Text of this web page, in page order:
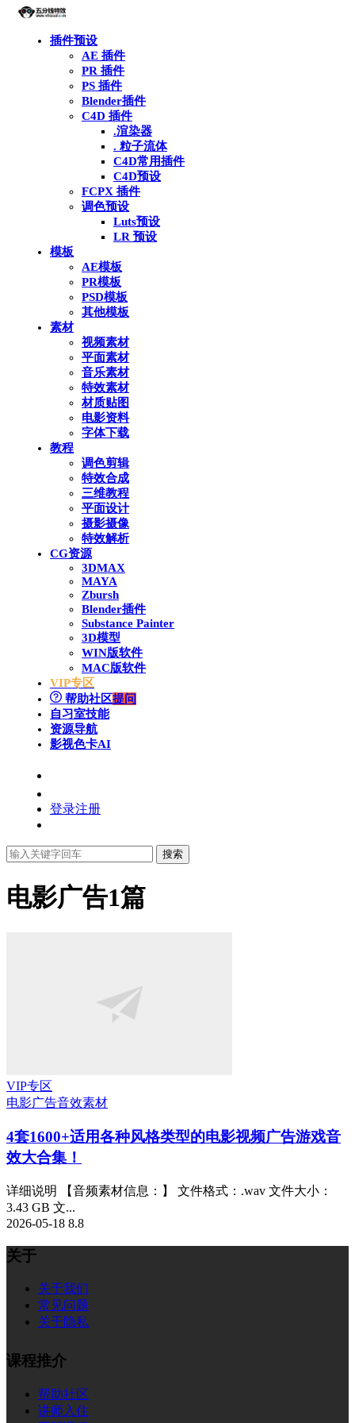
插件预设
AE 插件
PR 插件
PS 插件
Blender插件
C4D 插件
.渲染器
. 粒子流体
C4D常用插件
C4D预设
FCPX 插件
调色预设
Luts预设
LR 预设
模板
AE模板
PR模板
PSD模板
其他模板
素材
视频素材
平面素材
音乐素材
特效素材
材质贴图
电影资料
字体下载
教程
调色剪辑
特效合成
三维教程
平面设计
摄影摄像
特效解析
CG资源
3DMAX
MAYA
Zbursh
Blender插件
Substance Painter
3D模型
WIN版软件
MAC版软件
VIP专区
帮助社区提问
自习室技能
资源导航
影视色卡AI
登录注册
搜索
电影广告1篇
VIP专区
电影广告音效素材
4套1600+适用各种风格类型的电影视频广告游戏音
效大合集！
详细说明 【音频素材信息：】 文件格式：.wav 文件大小：
3.43 GB 文...
2026-05-18 8.8
关于
关于我们
常见问题
关于隐私
课程推介
帮助社区
讲师入住